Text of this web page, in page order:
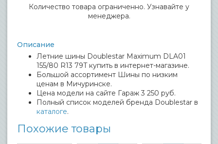
Количество товара ограниченно. Узнавайте у
менеджера.
Описание
Летние шины Doublestar Maximum DLA01
155/80 R13 79T купить в интернет-магазине.
Большой ассортимент Шины по низким
ценам в Мичуринске.
Цена модели на сайте Гараж 3 250 руб.
Полный список моделей бренда Doublestar в
каталоге.
Похожие товары